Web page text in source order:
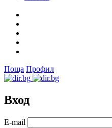
Поща Профил
Вход
Е-mail